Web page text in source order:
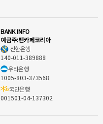
BANK INFO
예금주:펜카페코리아
신한은행
140-011-389888
우리은행
1005-803-373568
국민은행
001501-04-137302